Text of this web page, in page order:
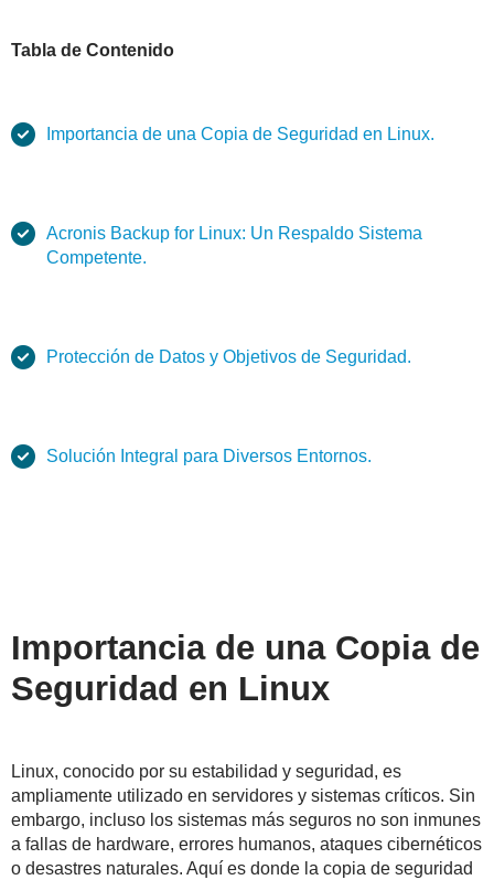
Tabla de Contenido
Importancia de una Copia de Seguridad en Linux.
Acronis Backup for Linux: Un Respaldo Sistema
Competente.
Protección de Datos y Objetivos de Seguridad.
Solución Integral para Diversos Entornos.
Importancia de una Copia de
Seguridad en Linux
Linux, conocido por su estabilidad y seguridad, es
ampliamente utilizado en servidores y sistemas críticos. Sin
embargo, incluso los sistemas más seguros no son inmunes
a fallas de hardware, errores humanos, ataques cibernéticos
o desastres naturales. Aquí es donde la copia de seguridad